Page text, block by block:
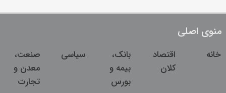
منوی اصلی
خانه
اقتصاد
کلان
بانک،
بیمه و
بورس
سیاسی
صنعت،
معدن و
تجارت